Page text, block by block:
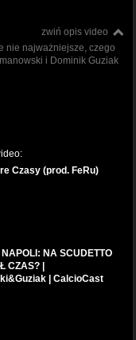
zwiń opis video
nie najważniejsze, czego
i Dominik Guziak
Czasy (prod. FeRu)
NA SCUDETTO
CZAS? |
| CalcioCast